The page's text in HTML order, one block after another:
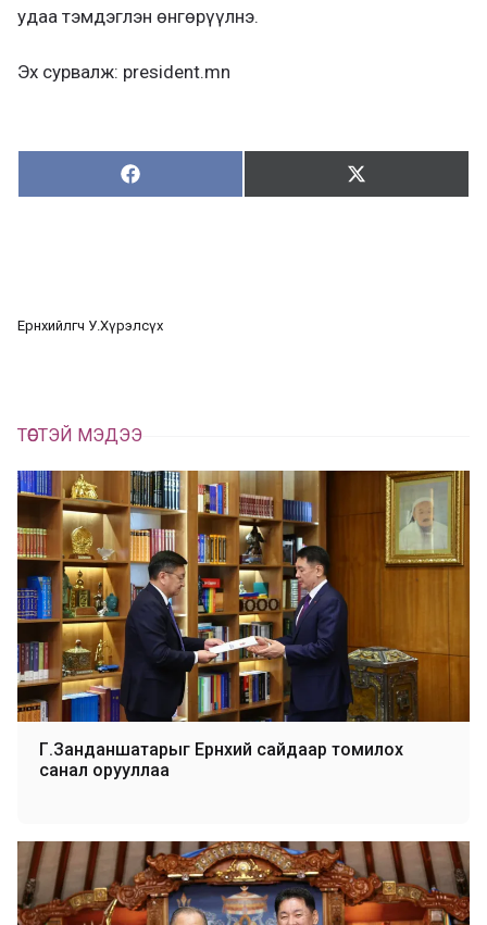
удаа тэмдэглэн өнгөрүүлнэ.
Эх сурвалж: president.mn
Хуваалцах:
Х
у
х
Түгээх:
Т
ү
Ерөнхийлөгч У.Хүрэлсүх
ТӨСТЭЙ МЭДЭЭ
Г.Занданшатарыг Ерөнхий сайдаар томилох
санал орууллаа